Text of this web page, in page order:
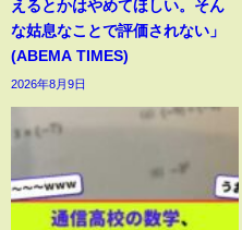
えるとかはやめてほしい。そん
な姑息なことで評価されない」
(ABEMA TIMES)
2026年8月9日